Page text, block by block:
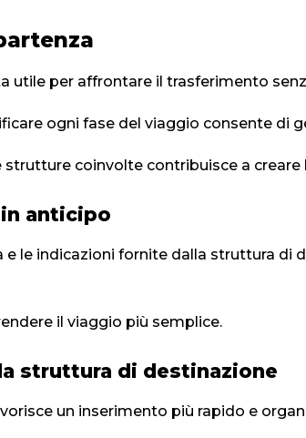
utile per affrontare il trasferimento
ogni fase del viaggio consente di
strutture coinvolte contribuisce a
anticipo
e le indicazioni fornite dalla struttura
il viaggio più semplice.
struttura di destinazione
un inserimento più rapido e